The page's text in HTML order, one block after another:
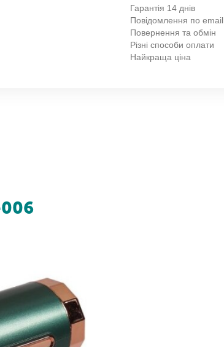
Гарантія 14 днів
Повідомлення по email
Повернення та обмін
Різні способи оплати
Найкраща ціна